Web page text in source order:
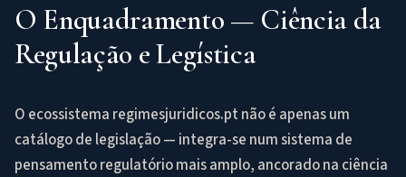
O Enquadramento — Ciência da
Regulação e Legística
O ecossistema regimesjuridicos.pt não é apenas um
catálogo de legislação — integra-se num sistema de
pensamento regulatório mais amplo, ancorado na ciência